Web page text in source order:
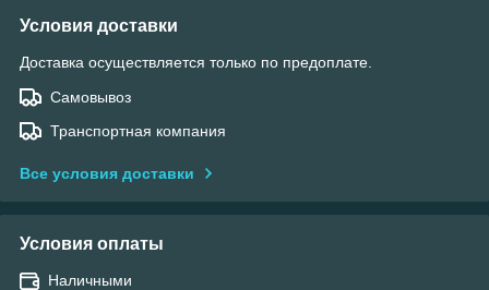
Условия доставки
Доставка осуществляется только по предоплате.
Самовывоз
Транспортная компания
Все условия доставки
Условия оплаты
Наличными